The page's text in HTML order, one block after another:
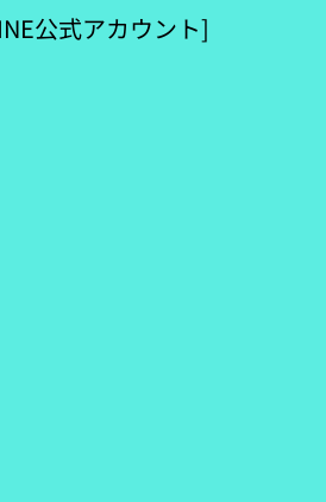
公式アカウント]